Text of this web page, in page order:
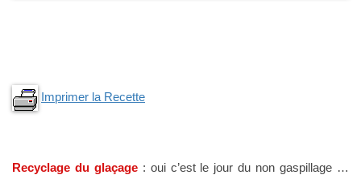
Imprimer la Recette
Recyclage du glaçage: oui c’est le jour du non gaspillage …